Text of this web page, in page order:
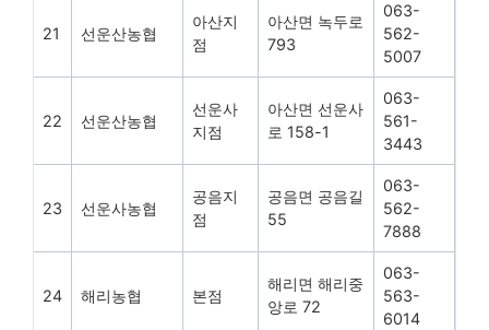
21 선운산농협
아산지
점
아산면 녹두로
793
063-
562-
5007
22 선운산농협
선운사
지점
아산면 선운사
로 158-1
063-
561-
3443
23 선운사농협
공음지
점
공음면 공음길
55
063-
562-
7888
24 해리농협 본점
해리면 해리중
앙로 72
063-
563-
6014